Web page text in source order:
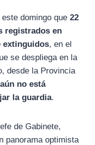
domingo que 22
registrados en
extinguidos, en el
se despliega en la
desde la Provincia
no está
la guardia.
de Gabinete,
panorama optimista